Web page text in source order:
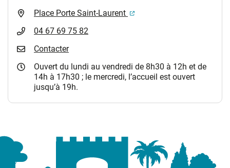
Place Porte Saint-Laurent
(ouverture dans un
04 67 69 75 82
Contacter
Ouvert du lundi au vendredi de 8h30 à 12h et de
14h à 17h30 ; le mercredi, l’accueil est ouvert
jusqu’à 19h.